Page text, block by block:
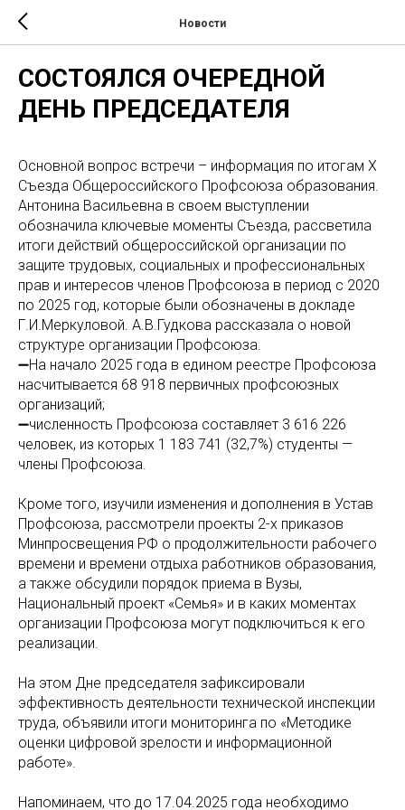
Новости
СОСТОЯЛСЯ ОЧЕРЕДНОЙ
ДЕНЬ ПРЕДСЕДАТЕЛЯ
Основной вопрос встречи – информация по итогам X
Съезда Общероссийского Профсоюза образования.
Антонина Васильевна в своем выступлении
обозначила ключевые моменты Съезда, рассветила
итоги действий общероссийской организации по
защите трудовых, социальных и профессиональных
прав и интересов членов Профсоюза в период с 2020
по 2025 год, которые были обозначены в докладе
Г.И.Меркуловой. А.В.Гудкова рассказала о новой
структуре организации Профсоюза.
➖На начало 2025 года в едином реестре Профсоюза
насчитывается 68 918 первичных профсоюзных
организаций;
➖численность Профсоюза составляет 3 616 226
человек, из которых 1 183 741 (32,7%) студенты —
члены Профсоюза.
Кроме того, изучили изменения и дополнения в Устав
Профсоюза, рассмотрели проекты 2-х приказов
Минпросвещения РФ о продолжительности рабочего
времени и времени отдыха работников образования,
а также обсудили порядок приема в Вузы,
Национальный проект «Семья» и в каких моментах
организации Профсоюза могут подключиться к его
реализации.
На этом Дне председателя зафиксировали
эффективность деятельности технической инспекции
труда, объявили итоги мониторинга по «Методике
оценки цифровой зрелости и информационной
работе».
Напоминаем, что до 17.04.2025 года необходимо